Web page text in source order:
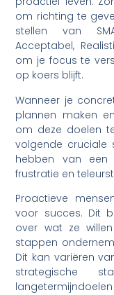
om richting te
stellen van
Acceptabel,
om je focus te
op koers blijft.
Wanneer je
plannen maken
om deze doelen
volgende cruciale
hebben van
frustratie en
Proactieve
voor succes. Dit
over wat ze
stappen
Dit kan variëren
strategische
langetermijndoelen